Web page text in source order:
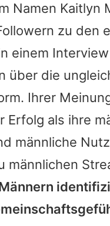
Namen Kaitlyn
zu den
einem
über die
Ihrer
als ihre
männliche
männlichen